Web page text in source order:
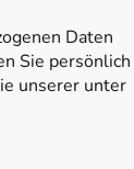
Daten
Sie persönlich
unserer unter